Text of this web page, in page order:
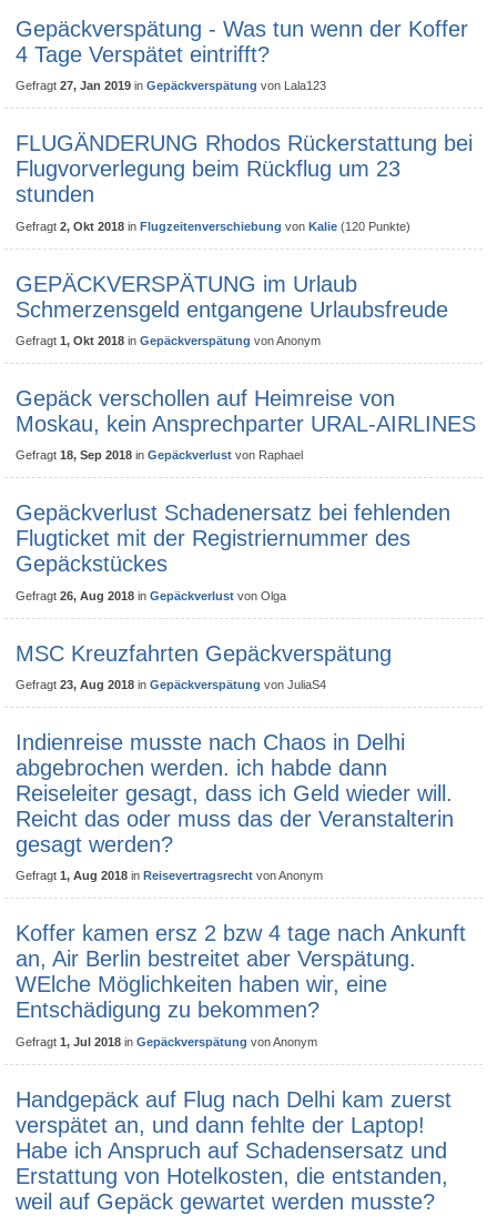
Gepäckverspätung - Was tun wenn der Koffer
4 Tage Verspätet eintrifft?
Gefragt 27, Jan 2019 inGepäckverspätung von Lala123
FLUGÄNDERUNG Rhodos Rückerstattung bei
Flugvorverlegung beim Rückflug um 23
stunden
Gefragt 2, Okt 2018 inFlugzeitenverschiebung vonKalie (120 Punkte)
GEPÄCKVERSPÄTUNG im Urlaub
Schmerzensgeld entgangene Urlaubsfreude
Gefragt 1, Okt 2018 inGepäckverspätung vonAnonym
Gepäck verschollen auf Heimreise von
Moskau, kein Ansprechparter URAL-AIRLINES
Gefragt 18, Sep 2018 inGepäckverlust von Raphael
Gepäckverlust Schadenersatz bei fehlenden
Flugticket mit der Registriernummer des
Gepäckstückes
Gefragt 26, Aug 2018 inGepäckverlust vonOlga
MSC Kreuzfahrten Gepäckverspätung
Gefragt 23, Aug 2018 inGepäckverspätung vonJuliaS4
Indienreise musste nach Chaos in Delhi
abgebrochen werden. ich habde dann
Reiseleiter gesagt, dass ich Geld wieder will.
Reicht das oder muss das der Veranstalterin
gesagt werden?
Gefragt 1, Aug 2018 in Reisevertragsrecht vonAnonym
Koffer kamen ersz 2 bzw 4 tage nach Ankunft
an, Air Berlin bestreitet aber Verspätung.
WElche Möglichkeiten haben wir, eine
Entschädigung zu bekommen?
Gefragt 1, Jul 2018 inGepäckverspätung vonAnonym
Handgepäck auf Flug nach Delhi kam zuerst
verspätet an, und dann fehlte der Laptop!
Habe ich Anspruch auf Schadensersatz und
Erstattung von Hotelkosten, die entstanden,
weil auf Gepäck gewartet werden musste?